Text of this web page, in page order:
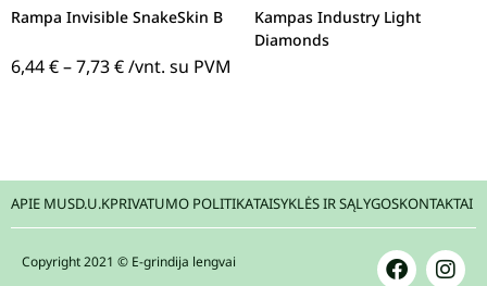
Rampa Invisible SnakeSkin B
6,44€–7,73€/vnt. su PVM
Kampas Industry Light
Diamonds
APIE MUSD.U.KPRIVATUMO POLITIKATAISYKLĖS IR SĄLYGOSKONTAKTAI
Copyright 2021 © E-grindija lengvai